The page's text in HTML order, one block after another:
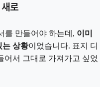
로
를 만들어야 하는데, 이미
는 상황이었습니다. 표지 디
어서 그대로 가져가고 싶었